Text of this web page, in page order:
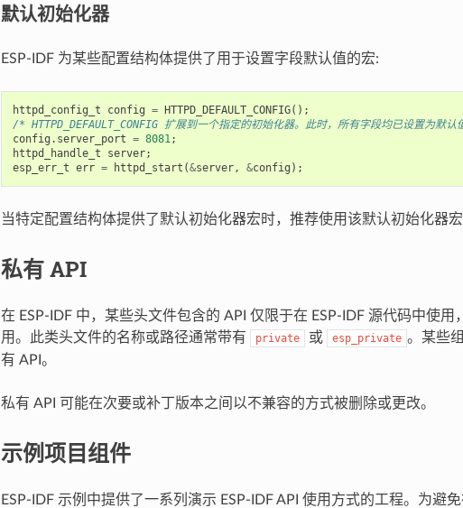
默认初始化器
ESP-IDF 为某些配置结构体提供了用于设置字段默认值的宏:
httpd_config_t config = HTTPD_DEFAULT_CONFIG();
/* HTTPD_DEFAULT_CONFIG 扩展到一个指定的初始化器。此时，所有字段均已设置为默
config . server_port = 8081;
httpd_handle_t
server;
esp_err_t err = httpd_start (&server, &config );
当特定配置结构体提供了默认初始化器宏时，推荐使用该默认初始化器宏
私有 API
在 ESP-IDF 中，某些头文件包含的 API 仅限于在 ESP-IDF 源代码中使用
用。此类头文件的名称或路径通常带有
private 或 esp_private 。某些
有 API。
私有 API 可能在次要或补丁版本之间以不兼容的方式被删除或更改。
示例项目组件
ESP-IDF 示例中提供了一系列演示 ESP-IDF API 使用方式的工程。为避